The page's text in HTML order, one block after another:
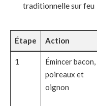
traditionnelle sur feu
Étape Action
1
Émincer bacon,
poireaux et
oignon